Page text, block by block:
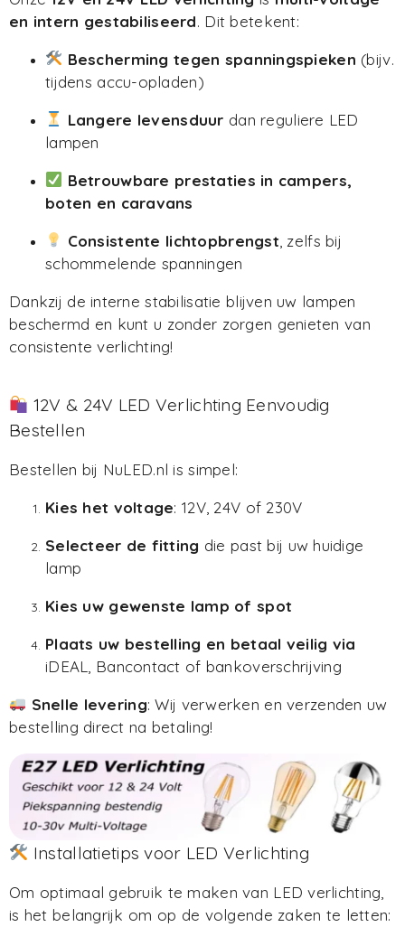
en intern gestabiliseerd. Dit betekent:
Bescherming tegen spanningspieken (bijv.
tijdens accu-opladen)
Langere levensduur dan reguliere LED
lampen
Betrouwbare prestaties in campers,
boten en caravans
Consistente lichtopbrengst , zelfs bij
schommelende spanningen
Dankzij de interne stabilisatie blijven uw lampen
beschermd en kunt u zonder zorgen genieten van
consistente verlichting!
12V & 24V LED Verlichting Eenvoudig
Bestellen
Bestellen bij NuLED.nl is simpel:
Kies het voltage: 12V, 24V of 230V
Selecteer de fitting die past bij uw huidige
lamp
Kies uw gewenste lamp of spot
Plaats uw bestelling en betaal veilig via
iDEAL, Bancontact of bankoverschrijving
Snelle levering: Wij verwerken en verzenden uw
bestelling direct na betaling!
Installatietips voor LED Verlichting
Om optimaal gebruik te maken van LED verlichting,
is het belangrijk om op de volgende zaken te letten: